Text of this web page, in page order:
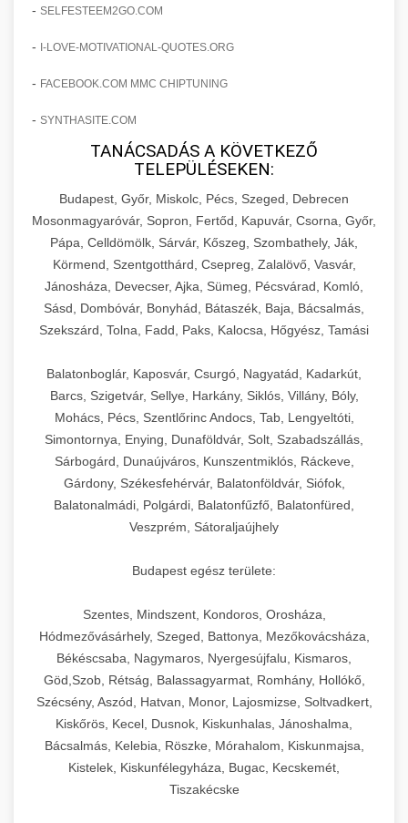
amelyek valós eredményeket hoznak.
szonyegtisztito.net
marketing stratégiai tervrajz
útjáról, bemutatva az utat a küzdő praxistól a
virágzó vállalkozásig 150%-os növekedéssel.
klinika átalakulási történet
Érdeklődés 150%-os Fokozása
Technikák és módszerek a páciensek
érdeklődésének és elkötelezettségének drámai
növeléséhez. Egy 150%-os fellendülési
esettanulmány gyakorlati betekintésekkel.
weboldal-keszites.co
elkötelezettség erősítési módszerek
🎮 19. AI Google Ads és Meta
Kampány Kezelés
Fejlett AI-alapú Google Ads és Meta hirdetési
kampánykezelés. Optimalizálja hirdetési
költségvetését gépi tanulással és
automatizálással.
aikampany.hu AI hirdetési automatizálás
🍞 20. Ipari Dagasztógép +
Professzionális ipari dagasztógépek és
tésztakeverő gépek pékségek és kereskedelmi
konyhák számára. Masszív konstrukció
megbízható teljesítményhez.
chef-iparikonyhagepek.hu
kereskedelmi tésztakeverő
🔪 21. Ipari Szeletelőgép +
Ipari hús- és sajtszeletelő gépek professzionális
élelmiszer-előkészítéshez. Precíziós vágás
állítható vastagság beállítással.
chef-iparikonyhagepek.hu
professzionális élelmiszer szeletelő
📦 22. Vákuumozó Gép +
Kereskedelmi vákuumcsomagoló berendezések
élelmiszerek tartósításához. Hosszabbítsa a
szavatossági időt és tartsa meg a termék
frissességét.
🎁 23. Vákuumfóliázó Gép +
Ipari vákuumfóliázó gépek professzionális
Hatékony lezárási és tartósítási megoldások.
chef-iparikonyhagepek.hu
kereskedelmi csomagoló gép
professzionális konyhák számára. Nagy
kapacitású sütő- és főzőberendezés precíz
hőmérséklet-szabályozással.
chef-iparikonyhagepek.hu
kereskedelmi sütősütő
❄️ 25. Ipari Hűtőszekrény +
Professzionális hűtőegységek és hűtőkamrák
kereskedelmi konyhák számára.
Energiahatékony hűtési megoldások nagy
kapacitással.
chef-iparikonyhagepek.hu
💧 26. Ipari Mosogatógép +
Kereskedelmi mosogatóberendezések nagy
forgalmú éttermi műveletekhez. Gyors tisztítási
ciklusok fertőtlenítési képességekkel.
🧀 27. Ipari Sajtreszelő Gép +
- SELFESTEEM2GO.COM
- I-LOVE-MOTIVATIONAL-QUOTES.ORG
- FACEBOOK.COM MMC CHIPTUNING
- SYNTHASITE.COM
TANÁCSADÁS A KÖVETKEZŐ
TELEPÜLÉSEKEN:
Budapest, Győr, Miskolc, Pécs, Szeged, Debrecen
Mosonmagyaróvár, Sopron, Fertőd, Kapuvár, Csorna, Győr,
Pápa, Celldömölk, Sárvár, Kőszeg, Szombathely, Ják,
Körmend, Szentgotthárd, Csepreg, Zalalövő, Vasvár,
Jánosháza, Devecser, Ajka, Sümeg, Pécsvárad, Komló,
Sásd, Dombóvár, Bonyhád, Bátaszék, Baja, Bácsalmás,
Szekszárd, Tolna, Fadd, Paks, Kalocsa, Hőgyész, Tamási
Balatonboglár, Kaposvár, Csurgó, Nagyatád, Kadarkút,
Barcs, Szigetvár, Sellye, Harkány, Siklós, Villány, Bóly,
Mohács, Pécs, Szentlőrinc Andocs, Tab, Lengyeltóti,
Simontornya, Enying, Dunaföldvár, Solt, Szabadszállás,
Sárbogárd, Dunaújváros, Kunszentmiklós, Ráckeve,
Gárdony, Székesfehérvár, Balatonföldvár, Siófok,
Balatonalmádi, Polgárdi, Balatonfűzfő, Balatonfüred,
Veszprém, Sátoraljaújhely
Budapest egész területe:
Szentes, Mindszent, Kondoros, Orosháza,
Hódmezővásárhely, Szeged, Battonya, Mezőkovácsháza,
Békéscsaba, Nagymaros, Nyergesújfalu, Kismaros,
Göd,Szob, Rétság, Balassagyarmat, Romhány, Hollókő,
Szécsény, Aszód, Hatvan, Monor, Lajosmizse, Soltvadkert,
Kiskőrös, Kecel, Dusnok, Kiskunhalas, Jánoshalma,
Bácsalmás, Kelebia, Röszke, Mórahalom, Kiskunmajsa,
Kistelek, Kiskunfélegyháza, Bugac, Kecskemét,
Tiszakécske